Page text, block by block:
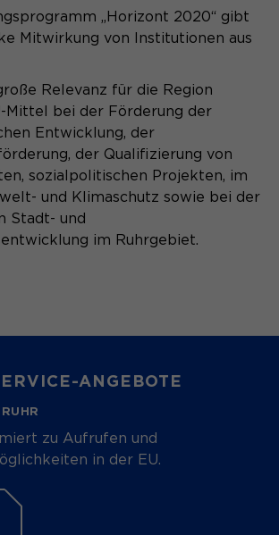
„Horizont 2020“ gibt
Mitwirkung von Institutionen aus
Relevanz für die Region
Mittel bei der Förderung der
Entwicklung, der
der Qualifizierung von
sozialpolitischen Projekten, im
und Klimaschutz sowie bei der
Stadt- und
im Ruhrgebiet.
ANGEBOTE
zu Aufrufen und
in der EU.